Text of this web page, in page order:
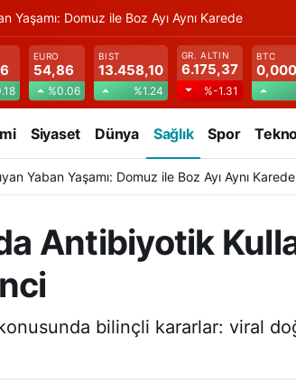
Yaşamı: Domuz ile Boz Ayı Aynı Karede
EURO
54,86
%0.06
BIST
13.458,10
%1.24
GR. ALTIN
6.175,37
%-1.31
BTC
Siyaset Dünya Sağlık Spor
Yaban Yaşamı: Domuz ile Boz Ayı Aynı Karede
Antibiyotik
bilinçli kararlar: viral